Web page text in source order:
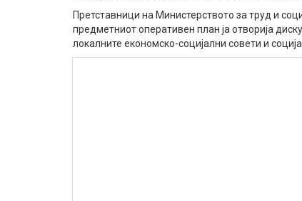
Претставници на Министерството за труд и
предметниот оперативен план ја отворија
локалните економско-социјални совети и